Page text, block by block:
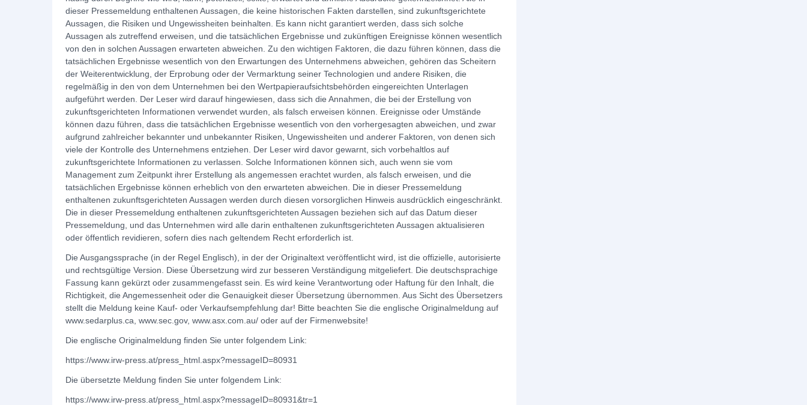
dieser Pressemeldung enthaltenen Aussagen, die keine historischen Fakten darstellen, sind zukunftsgerichtete
Aussagen, die Risiken und Ungewissheiten beinhalten. Es kann nicht garantiert werden, dass sich solche
Aussagen als zutreffend erweisen, und die tatsächlichen Ergebnisse und zukünftigen Ereignisse können wesentlich
von den in solchen Aussagen erwarteten abweichen. Zu den wichtigen Faktoren, die dazu führen können, dass die
tatsächlichen Ergebnisse wesentlich von den Erwartungen des Unternehmens abweichen, gehören das Scheitern
der Weiterentwicklung, der Erprobung oder der Vermarktung seiner Technologien und andere Risiken, die
regelmäßig in den von dem Unternehmen bei den Wertpapieraufsichtsbehörden eingereichten Unterlagen
aufgeführt werden. Der Leser wird darauf hingewiesen, dass sich die Annahmen, die bei der Erstellung von
zukunftsgerichteten Informationen verwendet wurden, als falsch erweisen können. Ereignisse oder Umstände
können dazu führen, dass die tatsächlichen Ergebnisse wesentlich von den vorhergesagten abweichen, und zwar
aufgrund zahlreicher bekannter und unbekannter Risiken, Ungewissheiten und anderer Faktoren, von denen sich
viele der Kontrolle des Unternehmens entziehen. Der Leser wird davor gewarnt, sich vorbehaltlos auf
zukunftsgerichtete Informationen zu verlassen. Solche Informationen können sich, auch wenn sie vom
Management zum Zeitpunkt ihrer Erstellung als angemessen erachtet wurden, als falsch erweisen, und die
tatsächlichen Ergebnisse können erheblich von den erwarteten abweichen. Die in dieser Pressemeldung
enthaltenen zukunftsgerichteten Aussagen werden durch diesen vorsorglichen Hinweis ausdrücklich eingeschränkt.
Die in dieser Pressemeldung enthaltenen zukunftsgerichteten Aussagen beziehen sich auf das Datum dieser
Pressemeldung, und das Unternehmen wird alle darin enthaltenen zukunftsgerichteten Aussagen aktualisieren
oder öffentlich revidieren, sofern dies nach geltendem Recht erforderlich ist.
Die Ausgangssprache (in der Regel Englisch), in der der Originaltext veröffentlicht wird, ist die offizielle, autorisierte
und rechtsgültige Version. Diese Übersetzung wird zur besseren Verständigung mitgeliefert. Die deutschsprachige
Fassung kann gekürzt oder zusammengefasst sein. Es wird keine Verantwortung oder Haftung für den Inhalt, die
Richtigkeit, die Angemessenheit oder die Genauigkeit dieser Übersetzung übernommen. Aus Sicht des Übersetzers
stellt die Meldung keine Kauf- oder Verkaufsempfehlung dar! Bitte beachten Sie die englische Originalmeldung auf
www.sedarplus.ca, www.sec.gov, www.asx.com.au/ oder auf der Firmenwebsite!
Die englische Originalmeldung finden Sie unter folgendem Link:
https://www.irw-press.at/press_html.aspx?messageID=80931
Die übersetzte Meldung finden Sie unter folgendem Link:
https://www.irw-press.at/press_html.aspx?messageID=80931&tr=1